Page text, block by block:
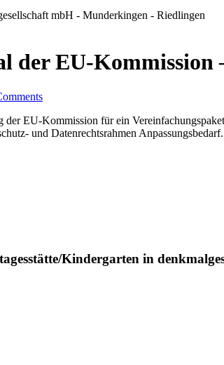
der EU-Kommission
EU-Kommission für ein
und Datenrechtsrahmen Anpassungsbedarf.
Kindergarten in